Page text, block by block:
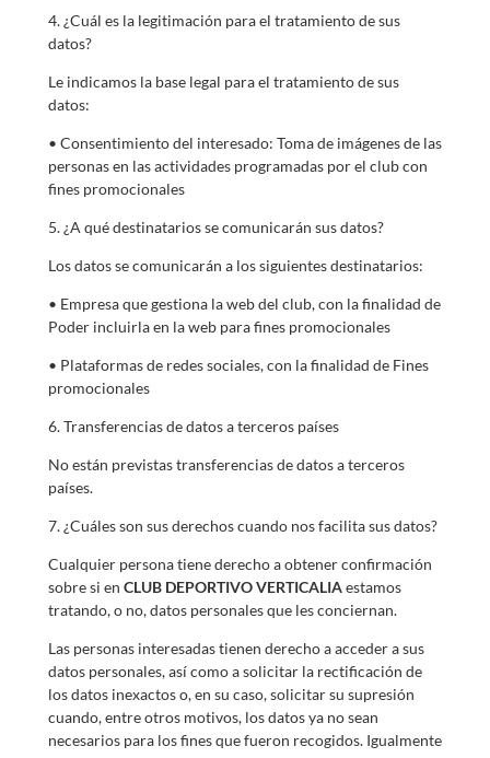
4. ¿Cuál es la legitimación para el tratamiento de sus
datos?
Le indicamos la base legal para el tratamiento de sus
datos:
• Consentimiento del interesado: Toma de imágenes de las
personas en las actividades programadas por el club con
fines promocionales
5. ¿A qué destinatarios se comunicarán sus datos?
Los datos se comunicarán a los siguientes destinatarios:
• Empresa que gestiona la web del club, con la finalidad de
Poder incluirla en la web para fines promocionales
• Plataformas de redes sociales, con la finalidad de Fines
promocionales
6. Transferencias de datos a terceros países
No están previstas transferencias de datos a terceros
países.
7. ¿Cuáles son sus derechos cuando nos facilita sus datos?
Cualquier persona tiene derecho a obtener confirmación
sobre si en CLUB DEPORTIVO VERTICALIAestamos
tratando, o no, datos personales que les conciernan.
Las personas interesadas tienen derecho a acceder a sus
datos personales, así como a solicitar la rectificación de
los datos inexactos o, en su caso, solicitar su supresión
cuando, entre otros motivos, los datos ya no sean
necesarios para los fines que fueron recogidos. Igualmente